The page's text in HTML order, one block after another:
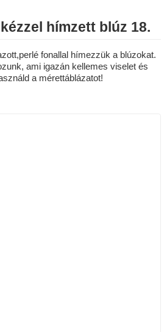
hímzett blúz 18.
fonallal hímezzük a blúzokat.
ami igazán kellemes viselet és
a mérettáblázatot!